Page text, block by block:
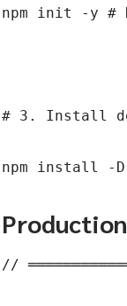
npm init -y #
# 3. Install
npm install -
//